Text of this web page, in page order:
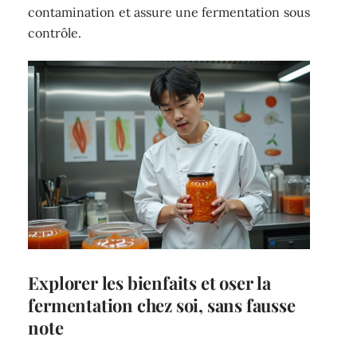
contamination et assure une fermentation sous
contrôle.
Explorer les bienfaits et oser la
fermentation chez soi, sans fausse
note